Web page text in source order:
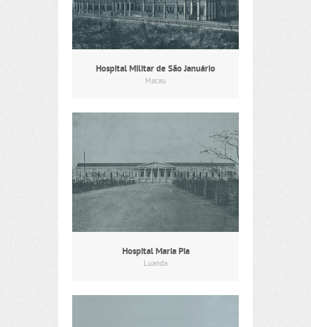
Hospital Militar de São Januário
Macau
Hospital Maria Pia
Luanda